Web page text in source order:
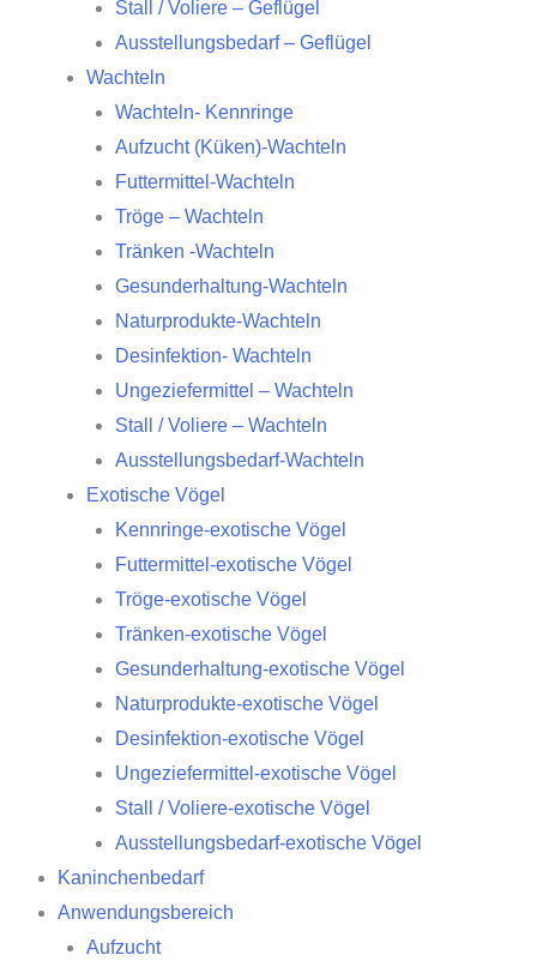
Stall / Voliere – Geflügel
Ausstellungsbedarf – Geflügel
Wachteln
Wachteln- Kennringe
Aufzucht (Küken)-Wachteln
Futtermittel-Wachteln
Tröge – Wachteln
Tränken -Wachteln
Gesunderhaltung-Wachteln
Naturprodukte-Wachteln
Desinfektion- Wachteln
Ungeziefermittel – Wachteln
Stall / Voliere – Wachteln
Ausstellungsbedarf-Wachteln
Exotische Vögel
Kennringe-exotische Vögel
Futtermittel-exotische Vögel
Tröge-exotische Vögel
Tränken-exotische Vögel
Gesunderhaltung-exotische Vögel
Naturprodukte-exotische Vögel
Desinfektion-exotische Vögel
Ungeziefermittel-exotische Vögel
Stall / Voliere-exotische Vögel
Ausstellungsbedarf-exotische Vögel
Kaninchenbedarf
Anwendungsbereich
Aufzucht